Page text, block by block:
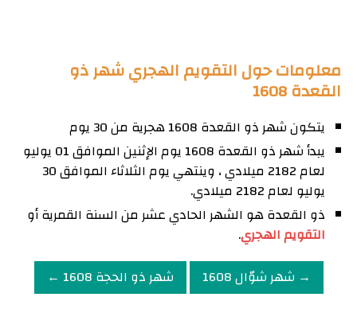
معلومات حول التقويم الهجري شهر ذو
القعدة 1608
يتكون شهر ذو القعدة 1608 هجرية من 30 يوم
يبدأ شهر ذو القعدة 1608 يوم الإثنين الموافق 01 يوليو
لعام 2182 ميلادي ، وينتهي يوم الثلاثاء الموافق 30
يوليو لعام 2182 ميلادي.
ذو القعدة هو الشهر الحادي عشر من السنة القمرية أو
التقويم الهجري.
→ شهر شوّال 1608
شهر ذو الحجة 1608 ←